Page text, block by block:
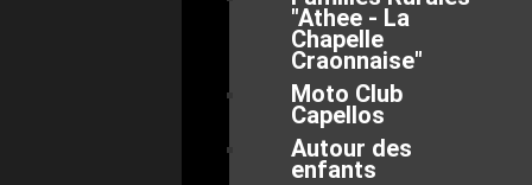
"Athee - La
Chapelle
Craonnaise"
Moto Club
Capellos
Autour des
enfants